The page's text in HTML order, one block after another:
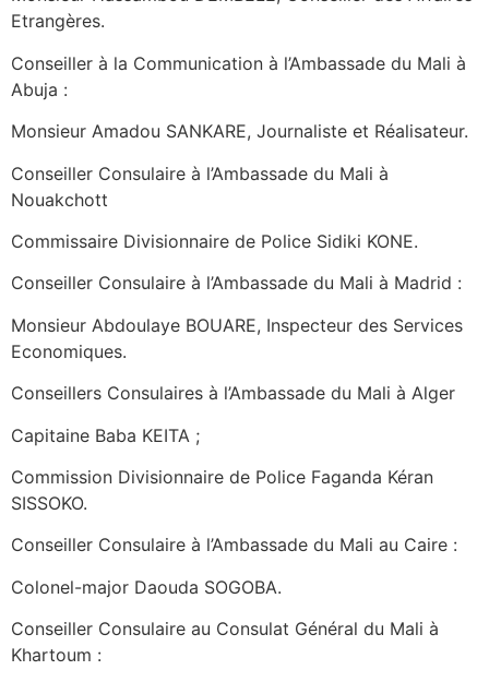
Etrangères.
Conseiller à la Communication à l’Ambassade du Mali à
Abuja :
Monsieur Amadou SANKARE, Journaliste et Réalisateur.
Conseiller Consulaire à l’Ambassade du Mali à
Nouakchott
Commissaire Divisionnaire de Police Sidiki KONE.
Conseiller Consulaire à l’Ambassade du Mali à Madrid :
Monsieur Abdoulaye BOUARE, Inspecteur des Services
Economiques.
Conseillers Consulaires à l’Ambassade du Mali à Alger
Capitaine Baba KEITA ;
Commission Divisionnaire de Police Faganda Kéran
SISSOKO.
Conseiller Consulaire à l’Ambassade du Mali au Caire :
Colonel-major Daouda SOGOBA.
Conseiller Consulaire au Consulat Général du Mali à
Khartoum :